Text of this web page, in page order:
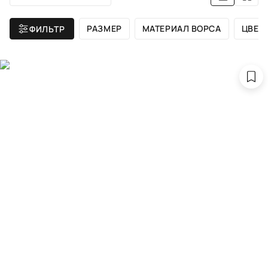
ФИЛЬТР РАЗМЕР МАТЕРИАЛ ВОРСА ЦВЕТ